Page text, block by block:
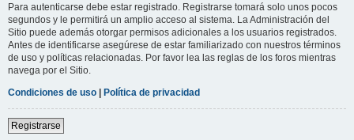
Para autenticarse debe estar registrado. Registrarse tomará solo unos pocos
segundos y le permitirá un amplio acceso al sistema. La Administración del
Sitio puede además otorgar permisos adicionales a los usuarios registrados.
Antes de identificarse asegúrese de estar familiarizado con nuestros términos
de uso y políticas relacionadas. Por favor lea las reglas de los foros mientras
navega por el Sitio.
Condiciones de uso | Política de privacidad
Registrarse